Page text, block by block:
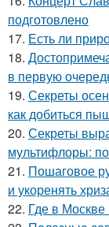
подготовлено
17. Есть ли
18.
в первую
19. Секреты
как добиться
20. Секреты
мультифлоры:
21. Пошаговое
и укоренять
22. Где в